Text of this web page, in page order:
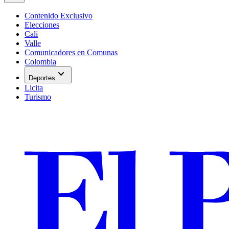
Contenido Exclusivo
Elecciones
Cali
Valle
Comunicadores en Comunas
Colombia
Deportes expand_more
Licita
Turismo